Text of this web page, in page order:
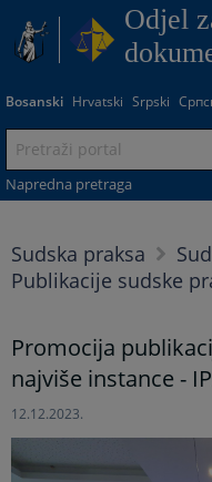
Odjel
Bosanski Hrvatski Srpski
Napredna pretraga
Sudska praksa
Publikacije sudske
Promocija
najviše instance -
12.12.2023.